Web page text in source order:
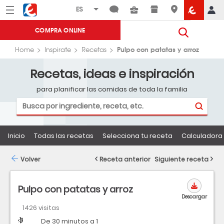
Menú Eroski
COMPRA ONLINE
Home Inspirate Recetas Pulpo con patatas y arroz
Recetas, ideas e inspiración
para planificar las comidas de toda la familia
Inicio Todas las recetas Selecciona tu receta
Pulpo con patatas y arroz
1426 visitas
Dificultad
Tiempo De 30 minutos a 1
Descargar
Volver Receta anterior Siguiente receta